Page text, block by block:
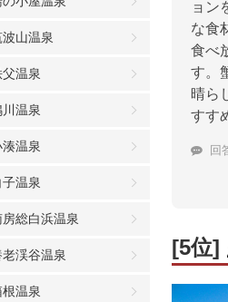
波山温泉
温泉
温泉
温泉
子温泉
房総白浜温泉
老渓谷温泉
温泉
ョン
な食
食べ
す。
晴ら
すす
回
[5位]